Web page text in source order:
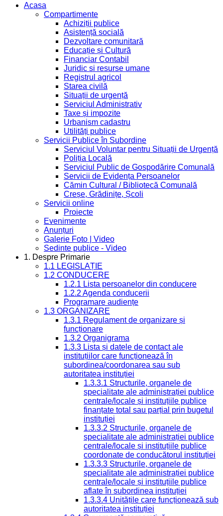
Acasa
Compartimente
Achiziții publice
Asistență socială
Dezvoltare comunitară
Educație și Cultură
Financiar Contabil
Juridic si resurse umane
Registrul agricol
Starea civilă
Situații de urgență
Serviciul Administrativ
Taxe și impozite
Urbanism cadastru
Utilități publice
Servicii Publice în Subordine
Serviciul Voluntar pentru Situații de Urgență
Poliția Locală
Serviciul Public de Gospodărire Comunală
Servicii de Evidența Persoanelor
Cămin Cultural / Bibliotecă Comunală
Creșe, Grădinițe, Școli
Servicii online
Proiecte
Evenimente
Anunțuri
Galerie Foto | Video
Sedinte publice - Video
1. Despre Primarie
1.1 LEGISLAȚIE
1.2 CONDUCERE
1.2.1 Lista persoanelor din conducere
1.2.2 Agenda conducerii
Programare audiențe
1.3 ORGANIZARE
1.3.1 Regulament de organizare și
funcționare
1.3.2 Organigrama
1.3.3 Lista și datele de contact ale
instituțiilor care funcționează în
subordinea/coordonarea sau sub
autoritatea instituției
1.3.3.1 Structurile, organele de
specialitate ale administrației publice
centrale/locale și instituțiile publice
finanțate total sau parțial prin bugetul
instituției
1.3.3.2 Structurile, organele de
specialitate ale administrației publice
centrale/locale și instituțiile publice
coordonate de conducătorul instituției
1.3.3.3 Structurile, organele de
specialitate ale administrației publice
centrale/locale și instituțiile publice
aflate în subordinea instituției
1.3.3.4 Unitățile care funcționează sub
autoritatea instituției